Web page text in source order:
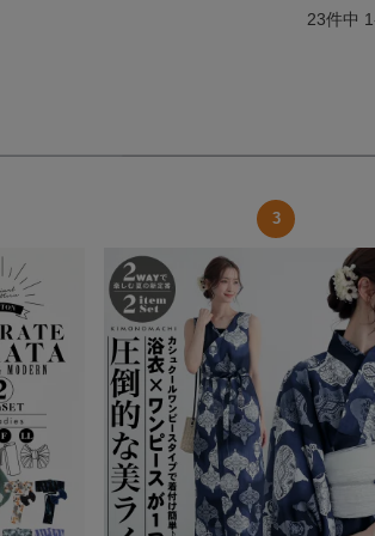
23件中 1